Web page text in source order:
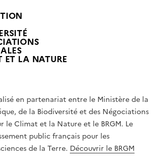
ET LA NATUREL
T
É
,
É
G
A
L
en partenariat entre le Ministère de la
de la Biodiversité et des Négociations
le Climat et la Nature et le BRGM. Le
public français pour les
de la Terre. Découvrir le BRGM